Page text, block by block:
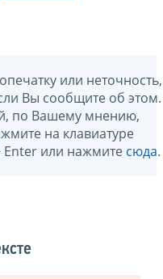
или неточность,
Вы сообщите об этом.
по Вашему мнению,
на клавиатуре
или нажмите сюда.